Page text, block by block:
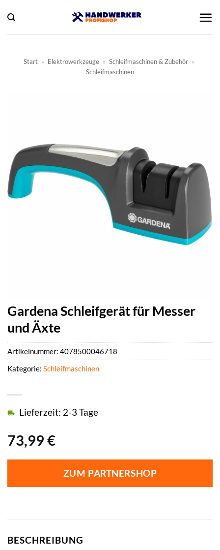
Inhalt
springen
Start » Elektrowerkzeuge » Schleifmaschinen & Zubehör »
Schleifmaschinen
Gardena Schleifgerät für Messer
und Äxte
73,99 €
Lieferzeit: 2-3 Tage
ZUM PARTNERSHOP
Artikelnummer: 4078500046718
Kategorie: Schleifmaschinen
BESCHREIBUNG